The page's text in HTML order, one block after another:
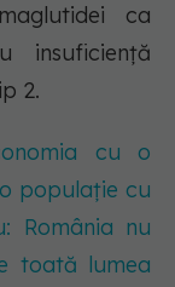
ca
insuficiență
2.
cu o
populație cu
România nu
toată lumea